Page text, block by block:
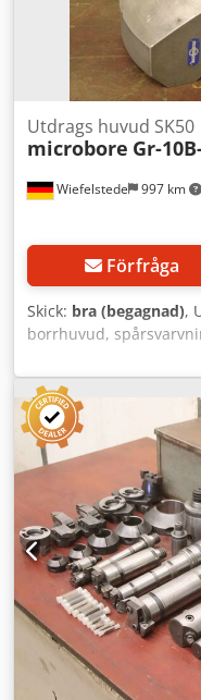
Wiefelstede 997 km
Utdrags huvud SK50
microbore Gr-
Förfråga
Skick: bra (begagnad),
borrhuvud,
spindelborrhuvud,
Spindelverktyg Djdpfx
Lämplig för
240/120/H320 mm -Vikt: